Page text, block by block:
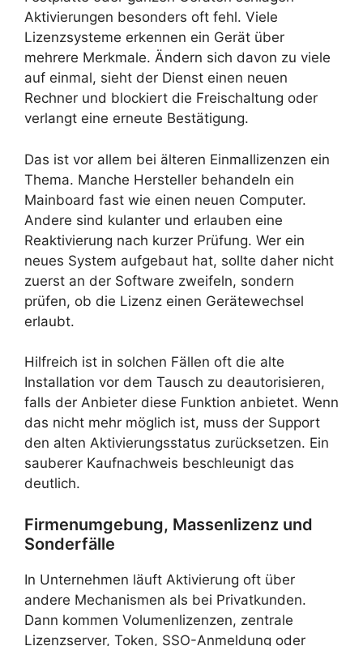
Aktivierungen besonders oft fehl. Viele
Lizenzsysteme erkennen ein Gerät über
mehrere Merkmale. Ändern sich davon zu viele
auf einmal, sieht der Dienst einen neuen
Rechner und blockiert die Freischaltung oder
verlangt eine erneute Bestätigung.
Das ist vor allem bei älteren Einmallizenzen ein
Thema. Manche Hersteller behandeln ein
Mainboard fast wie einen neuen Computer.
Andere sind kulanter und erlauben eine
Reaktivierung nach kurzer Prüfung. Wer ein
neues System aufgebaut hat, sollte daher nicht
zuerst an der Software zweifeln, sondern
prüfen, ob die Lizenz einen Gerätewechsel
erlaubt.
Hilfreich ist in solchen Fällen oft die alte
Installation vor dem Tausch zu deautorisieren,
falls der Anbieter diese Funktion anbietet. Wenn
das nicht mehr möglich ist, muss der Support
den alten Aktivierungsstatus zurücksetzen. Ein
sauberer Kaufnachweis beschleunigt das
deutlich.
Firmenumgebung, Massenlizenz und
Sonderfälle
In Unternehmen läuft Aktivierung oft über
andere Mechanismen als bei Privatkunden.
Dann kommen Volumenlizenzen, zentrale
Lizenzserver, Token, SSO-Anmeldung oder